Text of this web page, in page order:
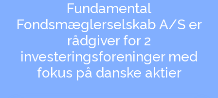
Fundamental
Fondsmæglerselskab A/S er
rådgiver for 2
investeringsforeninger med
fokus på danske aktier